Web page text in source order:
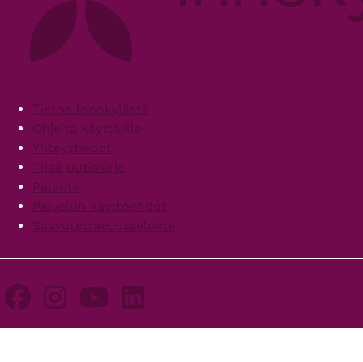
FooterTietoa Innokylästä
Ohjeita käyttäjille
Yhteystiedot
Tilaa uutiskirje
Palaute
Palvelun käyttöehdot
Saavutettavuusseloste